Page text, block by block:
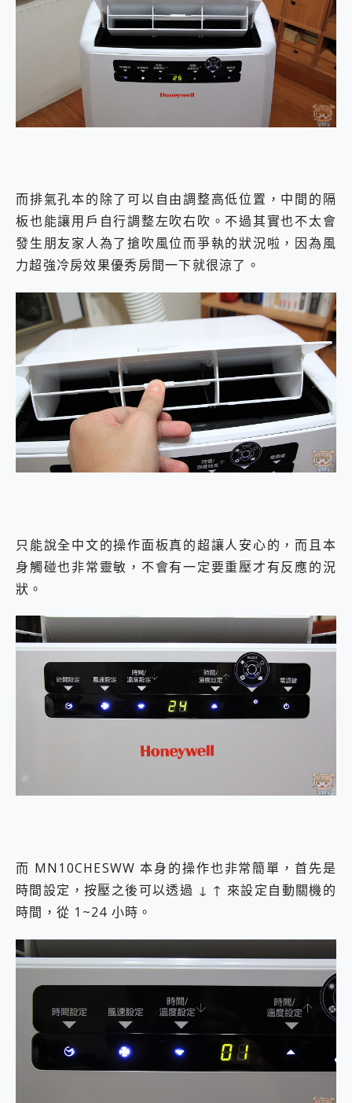
而排氣孔本的除了可以自由調整高低位置，中間的隔
板也能讓用戶自行調整左吹右吹。不過其實也不太會
發生朋友家人為了搶吹風位而爭執的狀況啦，因為風
力超強冷房效果優秀房間一下就很涼了。
只能說全中文的操作面板真的超讓人安心的，而且本
身觸碰也非常靈敏，不會有一定要重壓才有反應的況
狀。
而 MN10CHESWW 本身的操作也非常簡單，首先是
時間設定，按壓之後可以透過 ↓ ↑ 來設定自動關機的
時間，從 1~24 小時。